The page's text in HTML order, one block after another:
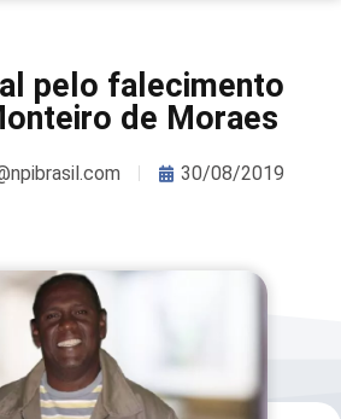
pelo falecimento
de Moraes
30/08/2019